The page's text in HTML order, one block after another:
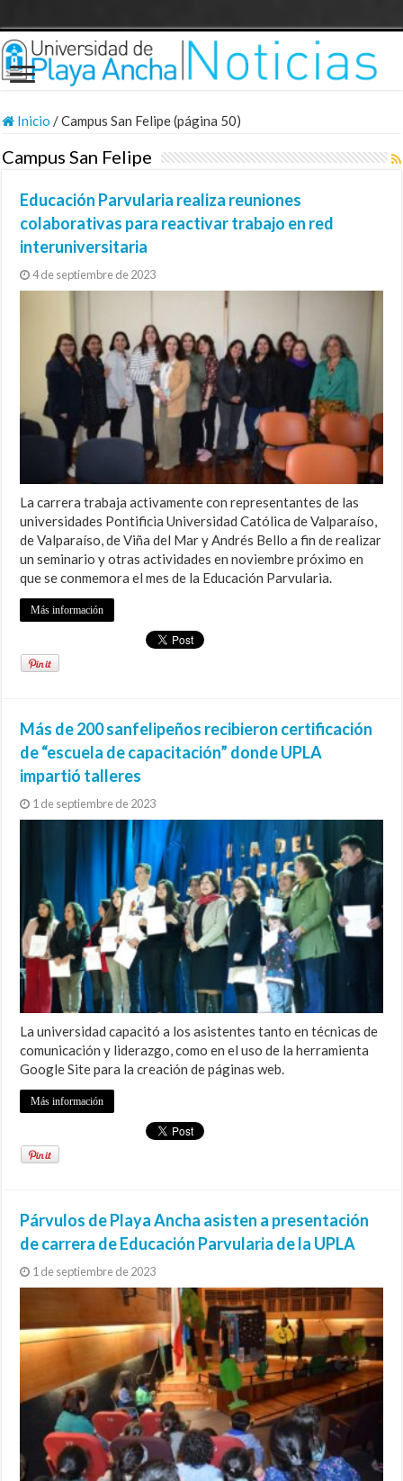
Inicio /Campus San Felipe (página 50)
Campus San Felipe
Educación Parvularia realiza reuniones
colaborativas para reactivar trabajo en red
interuniversitaria
4 de septiembre de 2023
La carrera trabaja activamente con representantes de las
universidades Pontificia Universidad Católica de Valparaíso,
de Valparaíso, de Viña del Mar y Andrés Bello a fin de realizar
un seminario y otras actividades en noviembre próximo en
que se conmemora el mes de la Educación Parvularia.
Más información
Más de 200 sanfelipeños recibieron certificación
de “escuela de capacitación” donde UPLA
impartió talleres
1 de septiembre de 2023
La universidad capacitó a los asistentes tanto en técnicas de
comunicación y liderazgo, como en el uso de la herramienta
Google Site para la creación de páginas web.
Más información
Párvulos de Playa Ancha asisten a presentación
de carrera de Educación Parvularia de la UPLA
1 de septiembre de 2023